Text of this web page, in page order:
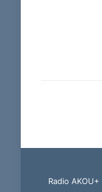
Radio AKOU+